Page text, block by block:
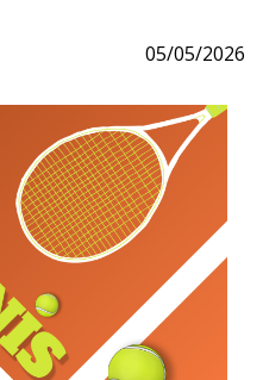
05/05/2026